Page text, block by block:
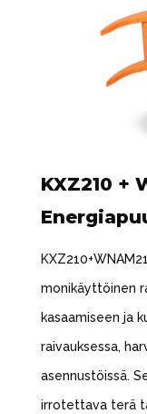
KXZ210 +
monikäyttöinen
kasaamiseen ja
raivauksessa,
asennustöissä.
irrotettava terä